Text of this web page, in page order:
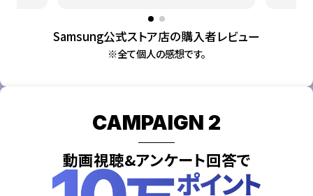
Samsung公式ストア店の購入者レビュー
※全て個人の感想です。
CAMPAIGN 2
動画視聴&アンケート回答で